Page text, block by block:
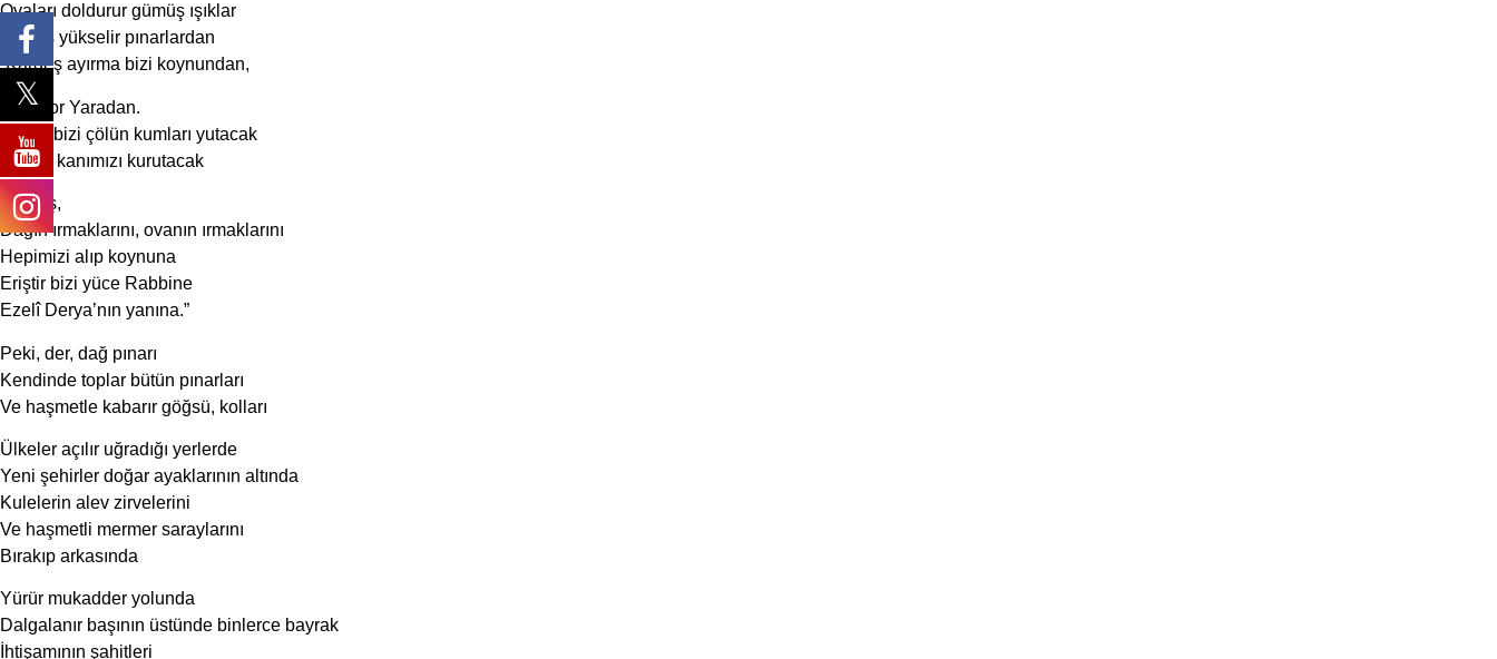
Ovaları doldurur gümüş ışıklar
Bir ses yükselir pınarlardan
“Kardeş ayırma bizi koynundan,
Bekliyor Yaradan.
Yoksa bizi çölün kumları yutacak
Güneş kanımızı kurutacak
Kardeş,
Dağın ırmaklarını, ovanın ırmaklarını
Hepimizi alıp koynuna
Eriştir bizi yüce Rabbine
Ezelî Derya’nın yanına.”
Peki, der, dağ pınarı
Kendinde toplar bütün pınarları
Ve haşmetle kabarır göğsü, kolları
Ülkeler açılır uğradığı yerlerde
Yeni şehirler doğar ayaklarının altında
Kulelerin alev zirvelerini
Ve haşmetli mermer saraylarını
Bırakıp arkasında
Yürür mukadder yolunda
Dalgalanır başının üstünde binlerce bayrak
İhtişamının şahitleri